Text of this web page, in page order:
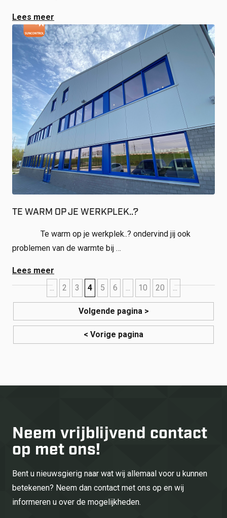
Lees meer
TE WARM OP JE WERKPLEK..?
Te warm op je werkplek..? ondervind jij ook
problemen van de warmte bij …
Lees meer
< Vorige pagina
... 2 3 4 5 6 ... 10 20 ...
Volgende pagina >
Neem vrijblijvend contact
op met ons!
Bent u nieuwsgierig naar wat wij allemaal voor u kunnen
betekenen? Neem dan contact met ons op en wij
informeren u over de mogelijkheden.